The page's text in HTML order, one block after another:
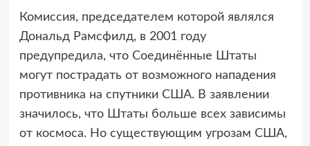
Комиссия, председателем которой являлся
Дональд Рамсфилд, в 2001 году
предупредила, что Соединённые Штаты
могут пострадать от возможного нападения
противника на спутники США. В заявлении
значилось, что Штаты больше всех зависимы
от космоса. Но существующим угрозам США,